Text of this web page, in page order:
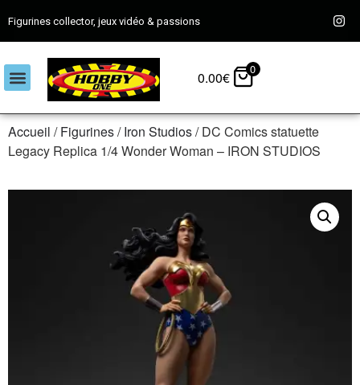
Figurines collector, jeux vidéo & passions
0.00€ 0
Accueil /Figurines/Iron Studios/ DC Comics statuette
Legacy Replica 1/4 Wonder Woman – IRON STUDIOS